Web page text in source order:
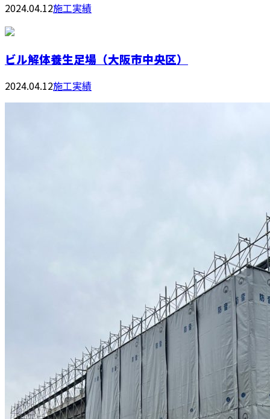
2024.04.12施工実績
ビル解体養生足場（大阪市中央区）
2024.04.12施工実績